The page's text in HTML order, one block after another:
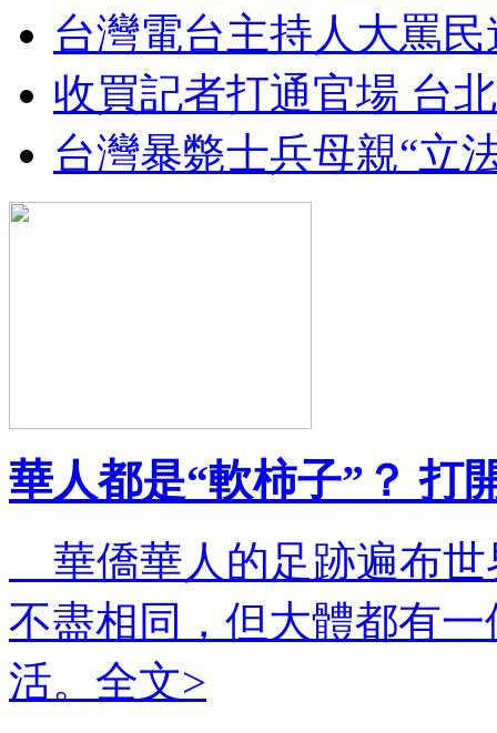
台灣電台主持人大罵
收買記者打通官場 台
台灣暴斃士兵母親“立
華人都是“軟柿子”？ 打
華僑華人的足跡遍布世
不盡相同，但大體都有
活。 全文>